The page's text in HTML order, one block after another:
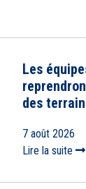
Les
des
7 août 2026
Lire la suite